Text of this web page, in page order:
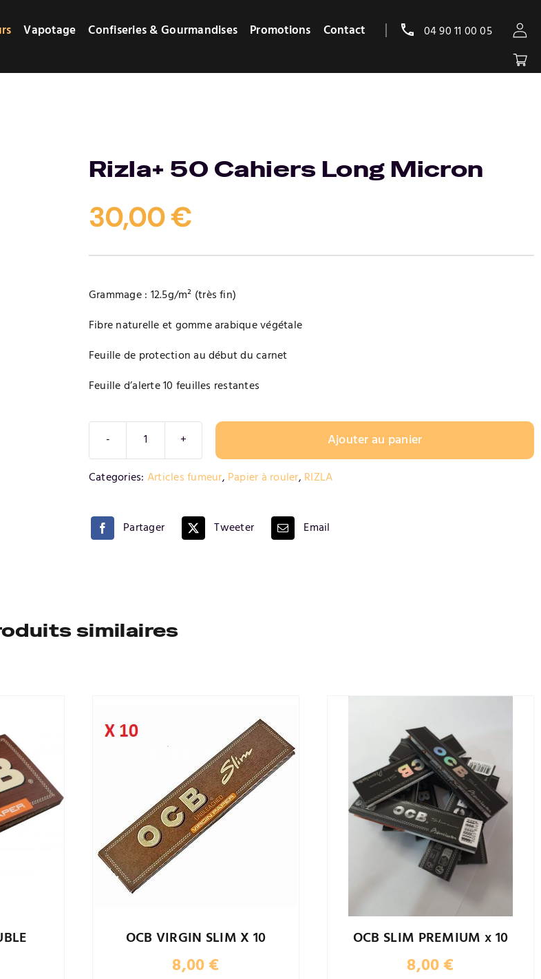
Vapotage Confiseries & Gourmandises Promotions Contact 04 90 11 00 05
Rizla+ 50 Cahiers Long Micron
30,00€
Grammage : 12.5g/m² (très fin)
Fibre naturelle et gomme arabique végétale
Feuille de protection au début du carnet
Feuille d’alerte 10 feuilles restantes
quantité
de
Rizla+
long
Ajouter au panier
Categories: Articles fumeur, Papier à rouler, RIZLA
Partager Tweeter Email
similaires
OCB VIRGIN SLIM X 10
8,00€
OCB SLIM PREMIUM x 10
8,00€